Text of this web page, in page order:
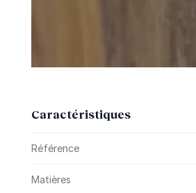
Caractéristiques
Référence
Matières